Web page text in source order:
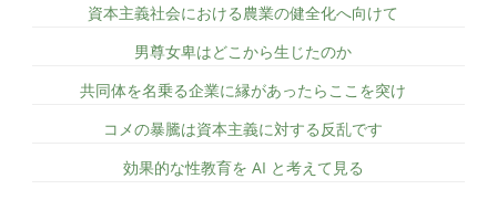
資本主義社会における農業の健全化へ向けて
男尊女卑はどこから生じたのか
共同体を名乗る企業に縁があったらここを突け
コメの暴騰は資本主義に対する反乱です
効果的な性教育を AI と考えて見る